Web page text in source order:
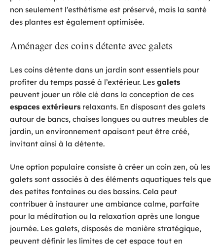
non seulement l’esthétisme est préservé, mais la santé
des plantes est également optimisée.
Aménager des coins détente avec galets
Les coins détente dans un jardin sont essentiels pour
profiter du temps passé à l’extérieur. Les galets
peuvent jouer un rôle clé dans la conception de ces
espaces extérieurs relaxants. En disposant des galets
autour de bancs, chaises longues ou autres meubles de
jardin, un environnement apaisant peut être créé,
invitant ainsi à la détente.
Une option populaire consiste à créer un coin zen, où les
galets sont associés à des éléments aquatiques tels que
des petites fontaines ou des bassins. Cela peut
contribuer à instaurer une ambiance calme, parfaite
pour la méditation ou la relaxation après une longue
journée. Les galets, disposés de manière stratégique,
peuvent définir les limites de cet espace tout en